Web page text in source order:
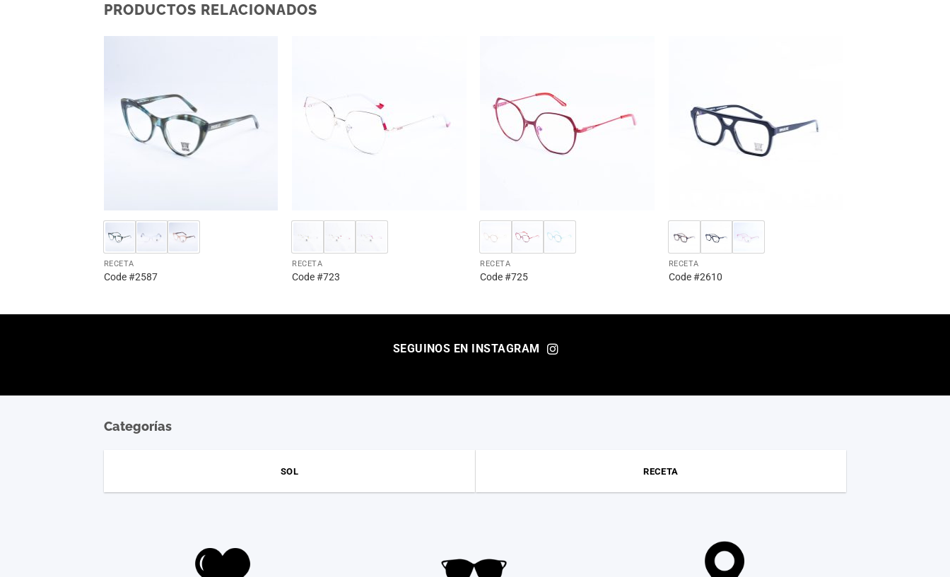
PRODUCTOS RELACIONADOS
RECETA
Code #2587
RECETA
Code #723
RECETA
Code #725
RECETA
Code #2610
SEGUINOS EN INSTAGRAM
Categorías
SOL RECETA